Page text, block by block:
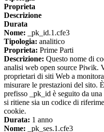
Proprieta
Descrizione
Durata
Nome: _pk_id.1.cfe3
Tipologia: analitico
Proprieta: Prime Parti
Descrizione: Questo nome di
analisi web open source Piwik.
proprietari di siti Web a
misurare le prestazioni del sito.
prefisso _pk_id è seguito da
si ritiene sia un codice di
cookie.
Durata: 1 anno
Nome: _pk_ses.1.cfe3